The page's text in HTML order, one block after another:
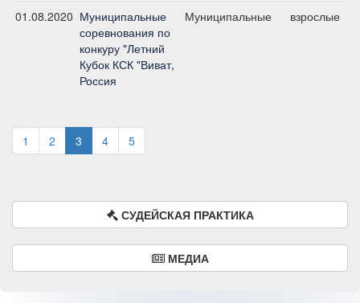
01.08.2020 Муниципальные
соревнования по
конкуру "Летний
Кубок КСК "Виват,
Россия
Муниципальные взрослые
1 2 3 4 5
СУДЕЙСКАЯ ПРАКТИКА
МЕДИА